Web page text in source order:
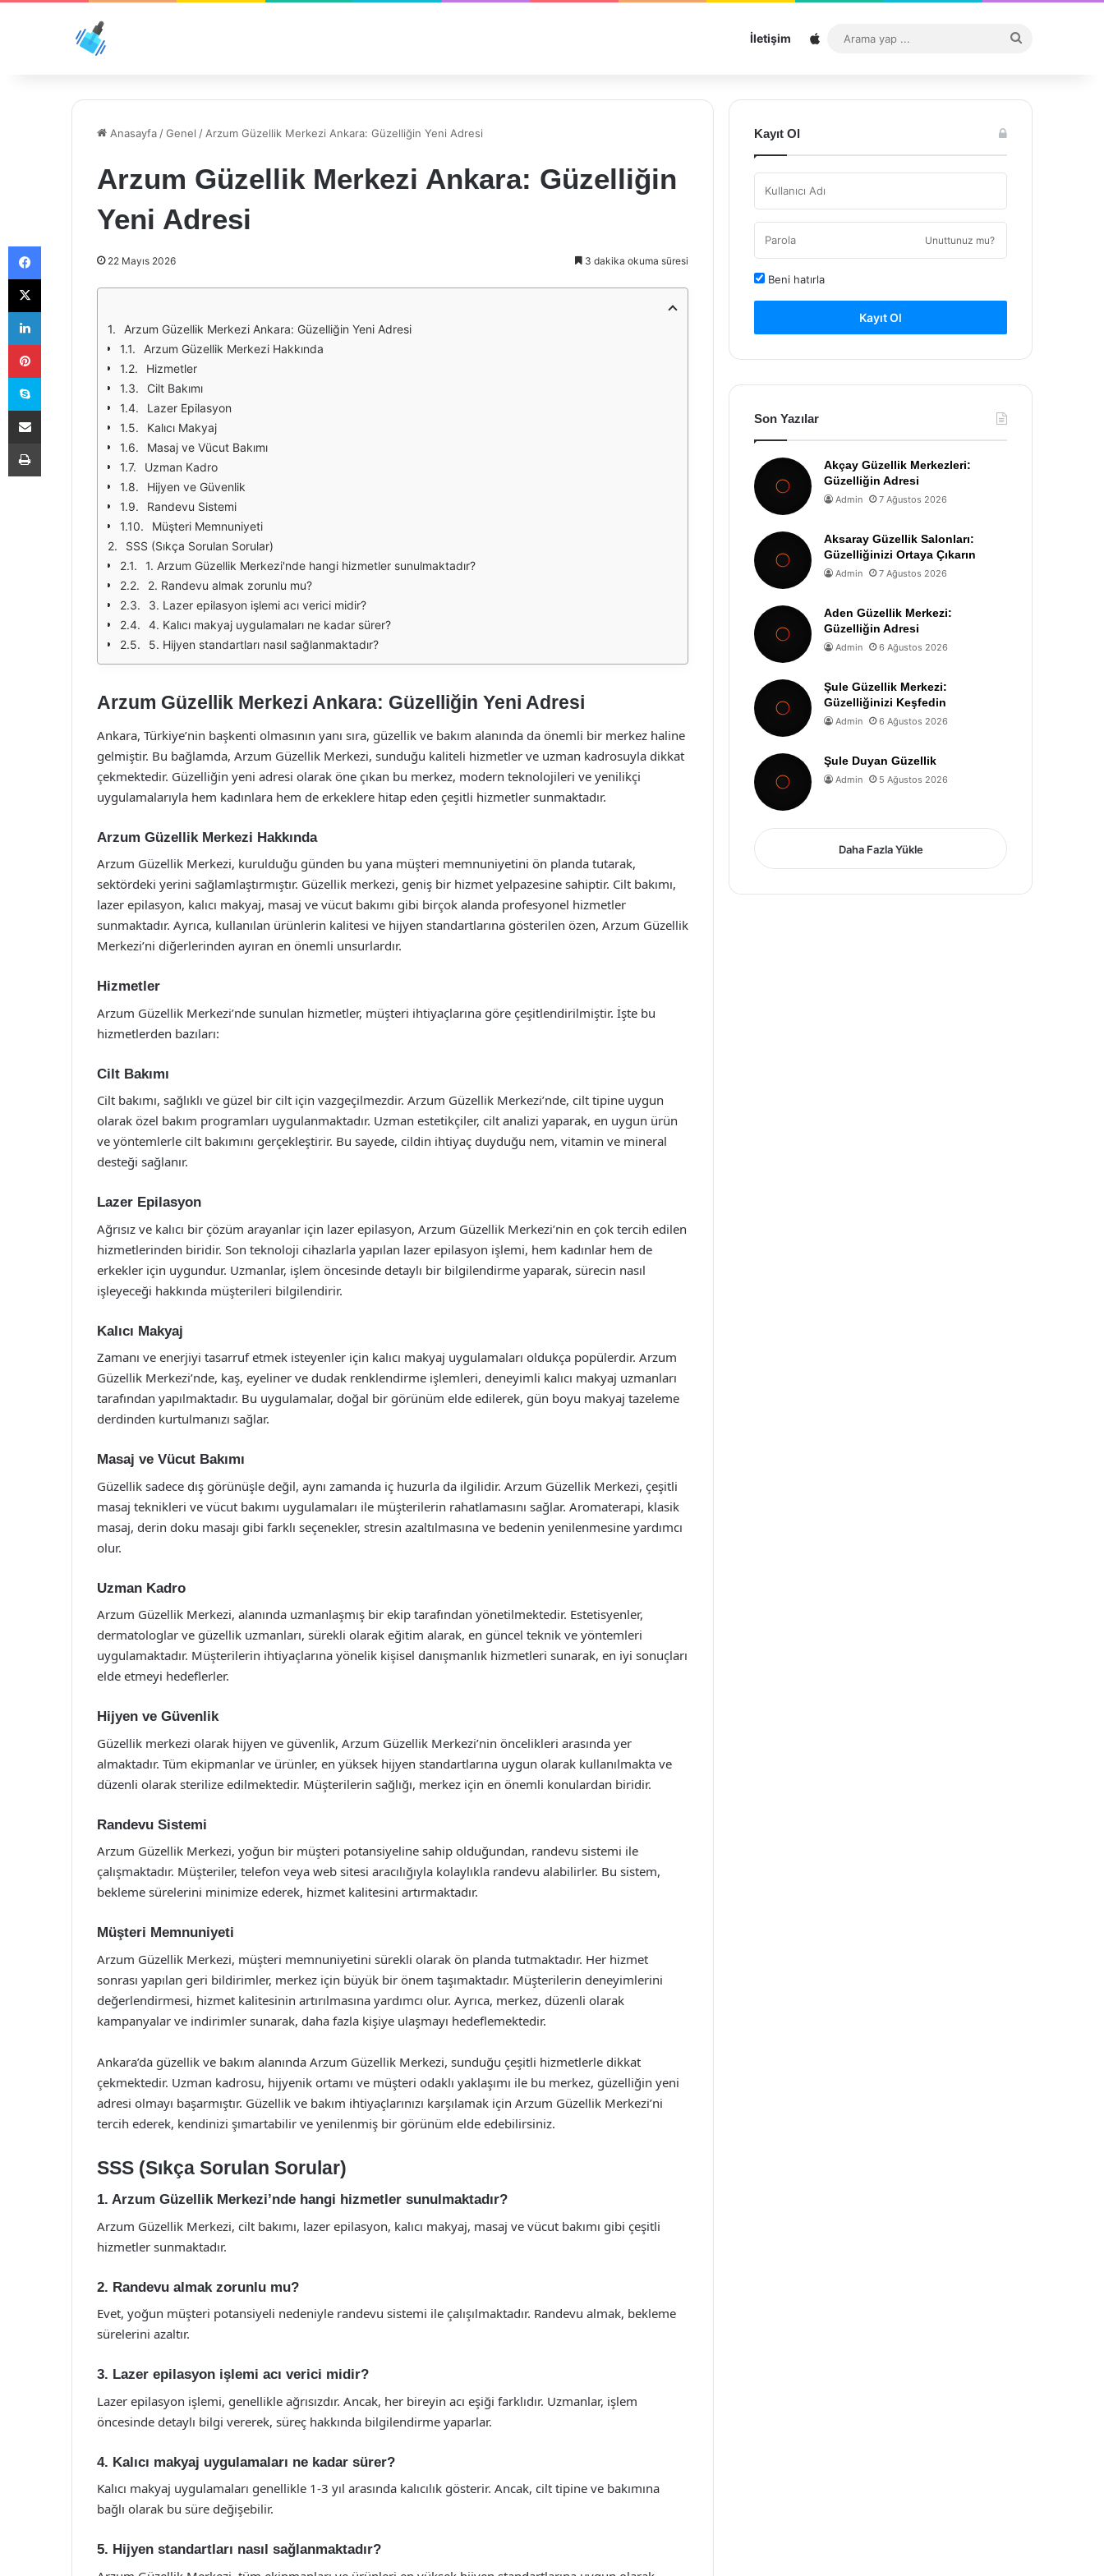
İletişim Sitemap
...
Anasayfa /Genel / Arzum Güzellik Merkezi Ankara: Güzelliğin Yeni Adresi
Arzum Güzellik Merkezi Ankara: Güzelliğin
Yeni Adresi
22 Mayıs 2026 3 dakika okuma süresi
Arzum Güzellik Merkezi Ankara: Güzelliğin Yeni Adresi
Arzum Güzellik Merkezi Hakkında
Hizmetler
Cilt Bakımı
Lazer Epilasyon
Kalıcı Makyaj
Masaj ve Vücut Bakımı
Uzman Kadro
Hijyen ve Güvenlik
Randevu Sistemi
Müşteri Memnuniyeti
SSS (Sıkça Sorulan Sorular)
1. Arzum Güzellik Merkezi'nde hangi hizmetler sunulmaktadır?
2. Randevu almak zorunlu mu?
3. Lazer epilasyon işlemi acı verici midir?
4. Kalıcı makyaj uygulamaları ne kadar sürer?
5. Hijyen standartları nasıl sağlanmaktadır?
Arzum Güzellik Merkezi Ankara: Güzelliğin Yeni Adresi
Ankara, Türkiye’nin başkenti olmasının yanı sıra, güzellik ve bakım alanında da önemli bir merkez haline
gelmiştir. Bu bağlamda, Arzum Güzellik Merkezi, sunduğu kaliteli hizmetler ve uzman kadrosuyla dikkat
çekmektedir. Güzelliğin yeni adresi olarak öne çıkan bu merkez, modern teknolojileri ve yenilikçi
uygulamalarıyla hem kadınlara hem de erkeklere hitap eden çeşitli hizmetler sunmaktadır.
Arzum Güzellik Merkezi Hakkında
Arzum Güzellik Merkezi, kurulduğu günden bu yana müşteri memnuniyetini ön planda tutarak,
sektördeki yerini sağlamlaştırmıştır. Güzellik merkezi, geniş bir hizmet yelpazesine sahiptir. Cilt bakımı,
lazer epilasyon, kalıcı makyaj, masaj ve vücut bakımı gibi birçok alanda profesyonel hizmetler
sunmaktadır. Ayrıca, kullanılan ürünlerin kalitesi ve hijyen standartlarına gösterilen özen, Arzum Güzellik
Merkezi’ni diğerlerinden ayıran en önemli unsurlardır.
Hizmetler
Arzum Güzellik Merkezi’nde sunulan hizmetler, müşteri ihtiyaçlarına göre çeşitlendirilmiştir. İşte bu
hizmetlerden bazıları:
Cilt Bakımı
Cilt bakımı, sağlıklı ve güzel bir cilt için vazgeçilmezdir. Arzum Güzellik Merkezi’nde, cilt tipine uygun
olarak özel bakım programları uygulanmaktadır. Uzman estetikçiler, cilt analizi yaparak, en uygun ürün
ve yöntemlerle cilt bakımını gerçekleştirir. Bu sayede, cildin ihtiyaç duyduğu nem, vitamin ve mineral
desteği sağlanır.
Lazer Epilasyon
Ağrısız ve kalıcı bir çözüm arayanlar için lazer epilasyon, Arzum Güzellik Merkezi’nin en çok tercih edilen
hizmetlerinden biridir. Son teknoloji cihazlarla yapılan lazer epilasyon işlemi, hem kadınlar hem de
erkekler için uygundur. Uzmanlar, işlem öncesinde detaylı bir bilgilendirme yaparak, sürecin nasıl
işleyeceği hakkında müşterileri bilgilendirir.
Kalıcı Makyaj
Zamanı ve enerjiyi tasarruf etmek isteyenler için kalıcı makyaj uygulamaları oldukça popülerdir. Arzum
Güzellik Merkezi’nde, kaş, eyeliner ve dudak renklendirme işlemleri, deneyimli kalıcı makyaj uzmanları
tarafından yapılmaktadır. Bu uygulamalar, doğal bir görünüm elde edilerek, gün boyu makyaj tazeleme
derdinden kurtulmanızı sağlar.
Masaj ve Vücut Bakımı
Güzellik sadece dış görünüşle değil, aynı zamanda iç huzurla da ilgilidir. Arzum Güzellik Merkezi, çeşitli
masaj teknikleri ve vücut bakımı uygulamaları ile müşterilerin rahatlamasını sağlar. Aromaterapi, klasik
masaj, derin doku masajı gibi farklı seçenekler, stresin azaltılmasına ve bedenin yenilenmesine yardımcı
olur.
Uzman Kadro
Arzum Güzellik Merkezi, alanında uzmanlaşmış bir ekip tarafından yönetilmektedir. Estetisyenler,
dermatologlar ve güzellik uzmanları, sürekli olarak eğitim alarak, en güncel teknik ve yöntemleri
uygulamaktadır. Müşterilerin ihtiyaçlarına yönelik kişisel danışmanlık hizmetleri sunarak, en iyi sonuçları
elde etmeyi hedeflerler.
Hijyen ve Güvenlik
Güzellik merkezi olarak hijyen ve güvenlik, Arzum Güzellik Merkezi’nin öncelikleri arasında yer
almaktadır. Tüm ekipmanlar ve ürünler, en yüksek hijyen standartlarına uygun olarak kullanılmakta ve
düzenli olarak sterilize edilmektedir. Müşterilerin sağlığı, merkez için en önemli konulardan biridir.
Randevu Sistemi
Arzum Güzellik Merkezi, yoğun bir müşteri potansiyeline sahip olduğundan, randevu sistemi ile
çalışmaktadır. Müşteriler, telefon veya web sitesi aracılığıyla kolaylıkla randevu alabilirler. Bu sistem,
bekleme sürelerini minimize ederek, hizmet kalitesini artırmaktadır.
Müşteri Memnuniyeti
Arzum Güzellik Merkezi, müşteri memnuniyetini sürekli olarak ön planda tutmaktadır. Her hizmet
sonrası yapılan geri bildirimler, merkez için büyük bir önem taşımaktadır. Müşterilerin deneyimlerini
değerlendirmesi, hizmet kalitesinin artırılmasına yardımcı olur. Ayrıca, merkez, düzenli olarak
kampanyalar ve indirimler sunarak, daha fazla kişiye ulaşmayı hedeflemektedir.
Ankara’da güzellik ve bakım alanında Arzum Güzellik Merkezi, sunduğu çeşitli hizmetlerle dikkat
çekmektedir. Uzman kadrosu, hijyenik ortamı ve müşteri odaklı yaklaşımı ile bu merkez, güzelliğin yeni
adresi olmayı başarmıştır. Güzellik ve bakım ihtiyaçlarınızı karşılamak için Arzum Güzellik Merkezi’ni
tercih ederek, kendinizi şımartabilir ve yenilenmiş bir görünüm elde edebilirsiniz.
SSS (Sıkça Sorulan Sorular)
1. Arzum Güzellik Merkezi’nde hangi hizmetler sunulmaktadır?
Arzum Güzellik Merkezi, cilt bakımı, lazer epilasyon, kalıcı makyaj, masaj ve vücut bakımı gibi çeşitli
hizmetler sunmaktadır.
2. Randevu almak zorunlu mu?
Evet, yoğun müşteri potansiyeli nedeniyle randevu sistemi ile çalışılmaktadır. Randevu almak, bekleme
sürelerini azaltır.
3. Lazer epilasyon işlemi acı verici midir?
Lazer epilasyon işlemi, genellikle ağrısızdır. Ancak, her bireyin acı eşiği farklıdır. Uzmanlar, işlem
öncesinde detaylı bilgi vererek, süreç hakkında bilgilendirme yaparlar.
4. Kalıcı makyaj uygulamaları ne kadar sürer?
Kalıcı makyaj uygulamaları genellikle 1-3 yıl arasında kalıcılık gösterir. Ancak, cilt tipine ve bakımına
bağlı olarak bu süre değişebilir.
5. Hijyen standartları nasıl sağlanmaktadır?
Kayıt Ol
Unuttunuz mu?
Beni hatırla
Kayıt Ol
Son Yazılar
Akçay Güzellik Merkezleri:
Güzelliğin Adresi
Admin 7 Ağustos 2026
Aksaray Güzellik Salonları:
Güzelliğinizi Ortaya Çıkarın
Admin 7 Ağustos 2026
Aden Güzellik Merkezi:
Güzelliğin Adresi
Admin 6 Ağustos 2026
Şule Güzellik Merkezi:
Güzelliğinizi Keşfedin
Admin 6 Ağustos 2026
Şule Duyan Güzellik
Admin 5 Ağustos 2026
Daha Fazla Yükle
Facebook
X
LinkedIn
Pinterest
Skype
E-Posta ile paylaş